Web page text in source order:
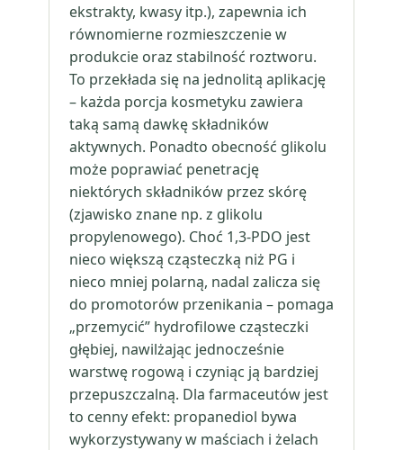
ekstrakty, kwasy itp.), zapewnia ich
równomierne rozmieszczenie w
produkcie oraz stabilność roztworu.
To przekłada się na jednolitą aplikację
– każda porcja kosmetyku zawiera
taką samą dawkę składników
aktywnych. Ponadto obecność glikolu
może poprawiać penetrację
niektórych składników przez skórę
(zjawisko znane np. z glikolu
propylenowego). Choć 1,3-PDO jest
nieco większą cząsteczką niż PG i
nieco mniej polarną, nadal zalicza się
do promotorów przenikania – pomaga
„przemycić” hydrofilowe cząsteczki
głębiej, nawilżając jednocześnie
warstwę rogową i czyniąc ją bardziej
przepuszczalną. Dla farmaceutów jest
to cenny efekt: propanediol bywa
wykorzystywany w maściach i żelach